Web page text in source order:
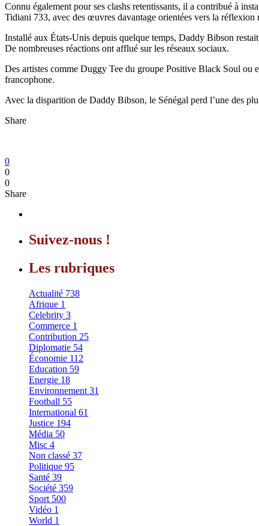
Connu également pour ses clashs retentissants, il a contribué à
Tidiani 733, avec des œuvres davantage orientées vers la réflexion
Installé aux États-Unis depuis quelque temps, Daddy Bibson
De nombreuses réactions ont afflué sur les réseaux sociaux.
Des artistes comme Duggy Tee du groupe Positive Black Soul ou
francophone.
Avec la disparition de Daddy Bibson, le Sénégal perd l’une des
Share
0
0
0
Share
Suivez-nous !
Les rubriques
Actualité 738
Afrique 1
Celebrity 3
Commerce 1
Contribution 25
Diplomatie 54
Économie 112
Education 59
Energie 18
Environnement 31
Football 55
International 61
Justice 194
Média 50
Misc 4
Non classé 37
Politique 95
Santé 39
Société 359
Sport 500
Vidéo 1
World 1